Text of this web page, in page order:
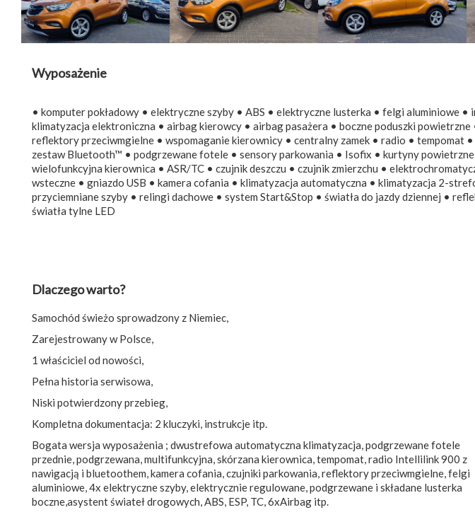
Wyposażenie
• komputer pokładowy • elektryczne szyby • ABS • elektryczne lusterka • felgi aluminiowe •
klimatyzacja elektroniczna • airbag kierowcy • airbag pasażera • boczne poduszki powietrzne
reflektory przeciwmgielne • wspomaganie kierownicy • centralny zamek • radio • tempomat
zestaw Bluetooth™ • podgrzewane fotele • sensory parkowania • Isofix • kurtyny powietrzne
wielofunkcyjna kierownica • ASR/TC • czujnik deszczu • czujnik zmierzchu •
wsteczne • gniazdo USB • kamera cofania • klimatyzacja automatyczna • klimatyzacja 2-
przyciemniane szyby • relingi dachowe • system Start&Stop • światła do jazdy dziennej •
światła tylne LED
Dlaczego warto?
Samochód świeżo sprowadzony z Niemiec,
Zarejestrowany w Polsce,
1 właściciel od nowości,
Pełna historia serwisowa,
Niski potwierdzony przebieg,
Kompletna dokumentacja: 2 kluczyki, instrukcje itp.
Bogata wersja wyposażenia ; dwustrefowa automatyczna klimatyzacja, podgrzewane fotele
przednie, podgrzewana, multifunkcyjna, skórzana kierownica, tempomat, radio Intellilink 900 z
nawigacją i bluetoothem, kamera cofania, czujniki parkowania, reflektory przeciwmgielne, felgi
aluminiowe, 4x elektryczne szyby, elektrycznie regulowane, podgrzewane i składane lusterka
boczne,asystent świateł drogowych, ABS, ESP, TC, 6xAirbag itp.